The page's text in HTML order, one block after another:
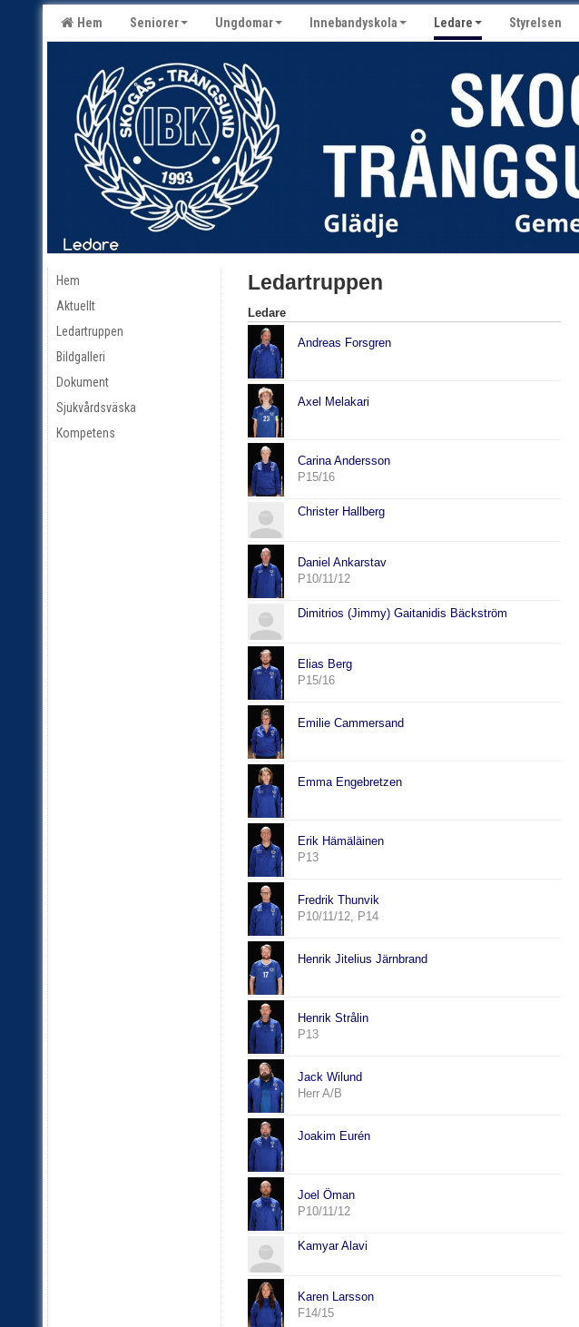
Hem Seniorer Ungdomar Innebandyskola Ledare Styrelsen
Hem
Aktuellt
Ledartruppen
Bildgalleri
Dokument
Sjukvårdsväska
Kompetens
Ledartruppen
Ledare
Andreas Forsgren
Axel Melakari
Carina Andersson
P15/16
Christer Hallberg
Daniel Ankarstav
P10/11/12
Dimitrios (Jimmy) Gaitanidis Bäckström
Elias Berg
P15/16
Emilie Cammersand
Emma Engebretzen
Erik Hämäläinen
P13
Fredrik Thunvik
P10/11/12, P14
Henrik Jitelius Järnbrand
Henrik Strålin
P13
Jack Wilund
Herr A/B
Joakim Eurén
Joel Öman
P10/11/12
Kamyar Alavi
Karen Larsson
F14/15